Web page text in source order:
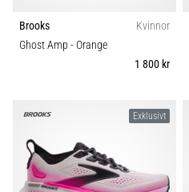
och
behandling
skarp
under
eller
efter
Brooks
Kvinnor
Ghost Amp - Orange
1 800 kr
Exklusivt